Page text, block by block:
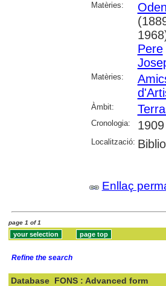
Matèries:
Pere
Matèries:
Àmbit:
Cronologia:
Localització:
Enllaç
page 1 of 1
Refine the search
Database FONS : Advanced form